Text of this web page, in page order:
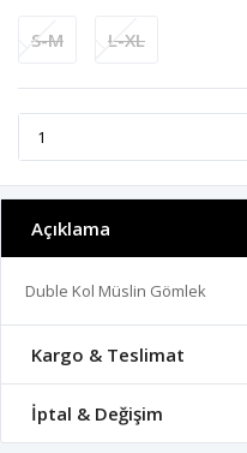
S-M L-XL
Açıklama
Duble Kol Müslin Gömlek
Kargo & Teslimat
İptal & Değişim